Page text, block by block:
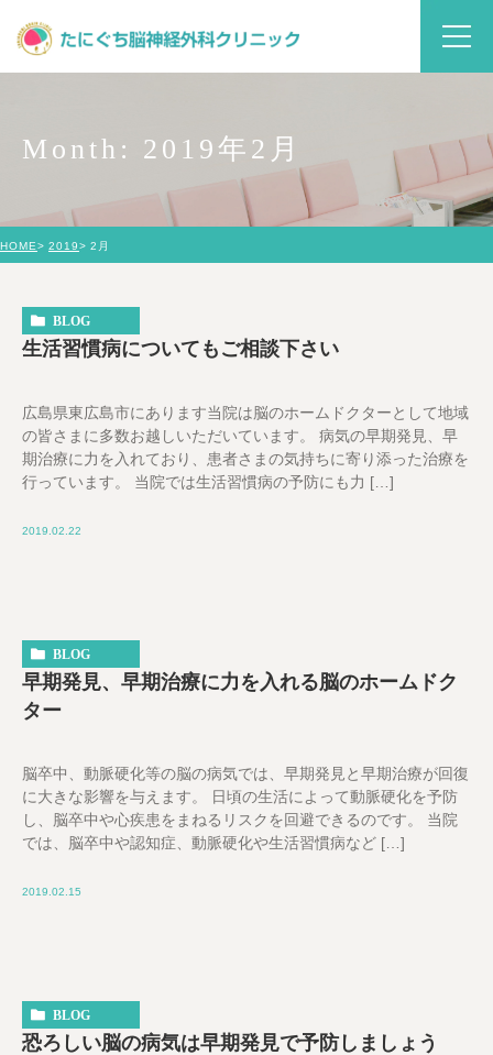
Month: 2019年2月
HOME 2019 2月
BLOG
生活習慣病についてもご相談下さい
広島県東広島市にあります当院は脳のホームドクターとして地域
の皆さまに多数お越しいただいています。 病気の早期発見、早
期治療に力を入れており、患者さまの気持ちに寄り添った治療を
行っています。 当院では生活習慣病の予防にも力 […]
2019.02.22
BLOG
早期発見、早期治療に力を入れる脳のホームドク
ター
脳卒中、動脈硬化等の脳の病気では、早期発見と早期治療が回復
に大きな影響を与えます。 日頃の生活によって動脈硬化を予防
し、脳卒中や心疾患をまねるリスクを回避できるのです。 当院
では、脳卒中や認知症、動脈硬化や生活習慣病など […]
2019.02.15
BLOG
恐ろしい脳の病気は早期発見で予防しましょう